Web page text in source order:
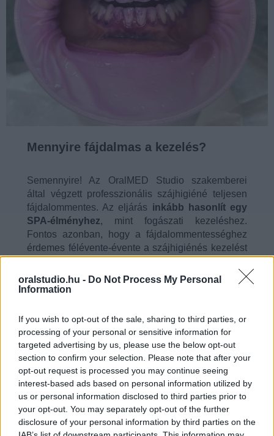
oralstudio.hu - Do Not Process My Personal
Information
If you wish to opt-out of the sale, sharing to third parties, or
processing of your personal or sensitive information for
targeted advertising by us, please use the below opt-out
section to confirm your selection. Please note that after your
opt-out request is processed you may continue seeing
interest-based ads based on personal information utilized by
us or personal information disclosed to third parties prior to
your opt-out. You may separately opt-out of the further
disclosure of your personal information by third parties on the
Mennyire fájdalmas a kezelés?
Semennyire! Az OralMED Studio szakemberei
által végzett professzionális szájhigiéné teljesen
fájdalommentes. Az eljárás inkább hasonlít egy
SPA-élményhez, mint fogászati kezeléshez.
Fontos azonban, hogy a fájdalommentességhez
érdemes félévente-évente a szájhigiénés kezelést